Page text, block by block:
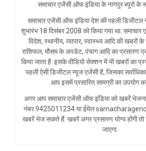
समाचार एजेंसी ऑफ इंडिया के नागपुर ब्यूरो के
समाचार एजेंसी ऑफ इंडिया देश की पहली
शुभारंभ 18 दिसंबर 2008 को किया गया था.
विदेश, स्थानीय, व्यापार, स्वास्थ्य आदि की खबरों के
राशिफल, मौसम के अपडेट, पंचाग आदि का प्रसारण
किया जाता है. इसके वीडियो सेक्शन में भी खबरों का
पहली ऐसी डिजीटल न्यूज एजेंसी है, जिसका
आप इसमें प्रसारित सामग्री का उपयोग
अगर आप समाचार एजेंसी ऑफ इंडिया को खबरें भेजना
नंबर 9425011234 या ईमेल
खबरें भेज सकते हैं. खबरें अगर प्रसारण योग्य होंगी तो
जाएगा.